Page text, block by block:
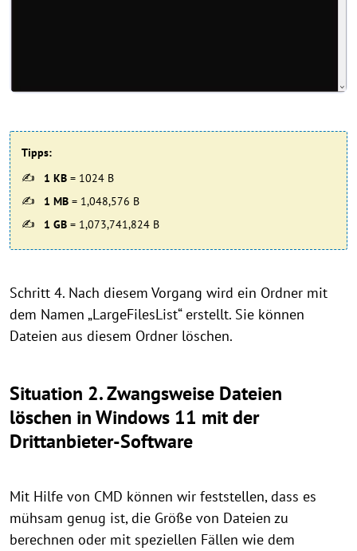
Tipps:
1 KB = 1024 B
1 MB = 1,048,576 B
1 GB = 1,073,741,824 B
Schritt 4. Nach diesem Vorgang wird ein Ordner mit
dem Namen „LargeFilesList“ erstellt. Sie können
Dateien aus diesem Ordner löschen.
Situation 2. Zwangsweise Dateien
löschen in Windows 11 mit der
Drittanbieter-Software
Mit Hilfe von CMD können wir feststellen, dass es
mühsam genug ist, die Größe von Dateien zu
berechnen oder mit speziellen Fällen wie dem